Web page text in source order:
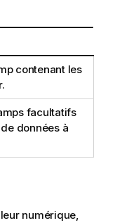
contenant les
facultatifs
données à
numérique,